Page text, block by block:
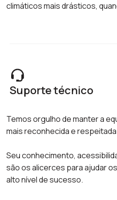
climáticos mais drásticos,
Suporte técnico
Temos orgulho de manter a
mais reconhecida e
Seu conhecimento,
são os alicerces para ajudar
alto nível de sucesso.